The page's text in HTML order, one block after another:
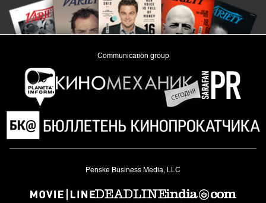
Communication group
«Planeta Inform»
Penske Business Media, LLC